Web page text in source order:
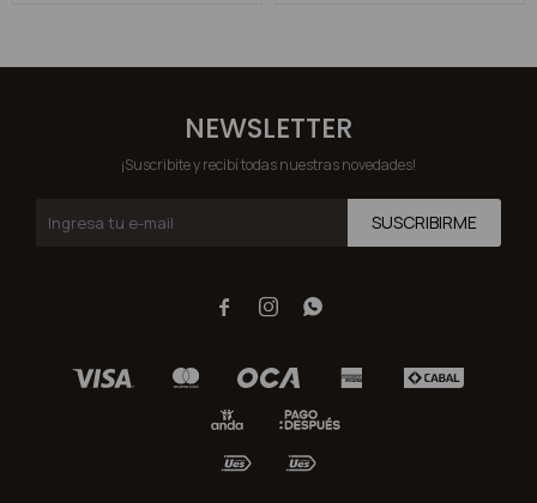
NEWSLETTER
¡Suscribite y recibí todas nuestras novedades!
SUSCRIBIRME
  